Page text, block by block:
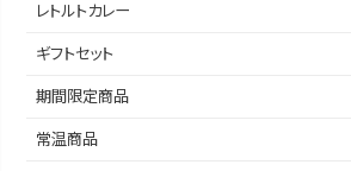
レトルトカレー
ギフトセット
期間限定商品
常温商品